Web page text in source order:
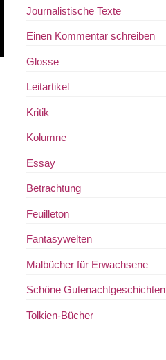
Journalistische Texte
Einen Kommentar schreiben
Glosse
Leitartikel
Kritik
Kolumne
Essay
Betrachtung
Feuilleton
Fantasywelten
Malbücher für Erwachsene
Schöne Gutenachtgeschichten
Tolkien-Bücher